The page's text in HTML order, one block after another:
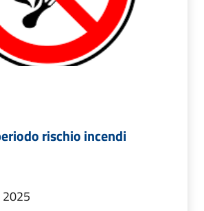
rischio incendi